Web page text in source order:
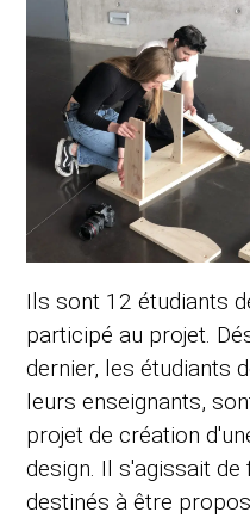
Ils sont 12 étudiants
participé au projet.
dernier, les étudiants
leurs enseignants,
projet de création
design. Il s'agissait
destinés à être